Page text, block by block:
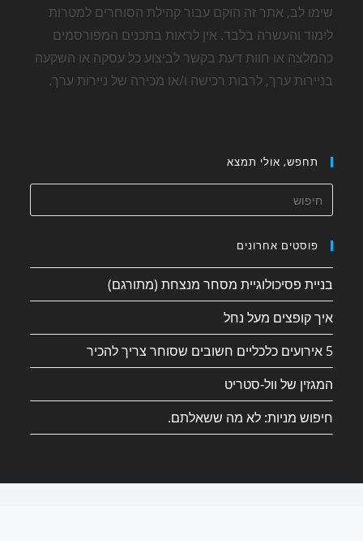
שימו לב, אתר זה הוקם עבור קהילת הסוחרים למטרות
לימוד והעשרה בלבד. אין לראות בתכנים המפורסמים
כהמלצה או חוות דעת בקשר לביצוע כל עסקה או השקעה
בניירות ערך, לרבות רכישה ו/או מכירה של ניירות ערך.
תחפש, אולי תמצא
פוסטים אחרונים
בניית פסיכולוגיית מסחר מנצחת (מתורגם)
איך קופצים מעל נחל
5 אירועים כלכליים חשובים שסוחר צריך להכיר
המגזין של וול-סטריט
חיפוש מניות: לא מה ששאלתם.